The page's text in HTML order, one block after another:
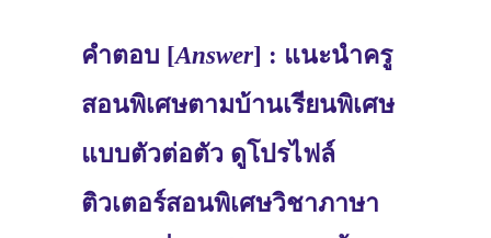
คำตอบ [Answer] : แนะนำครู
สอนพิเศษตามบ้านเรียนพิเศษ
แบบตัวต่อตัว ดูโปรไฟล์
ติวเตอร์สอนพิเศษวิชาภาษา